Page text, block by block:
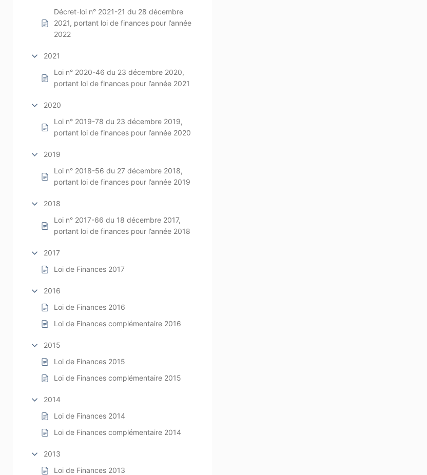
Décret-loi n° 2021-21 du 28 décembre
2021, portant loi de finances pour l’année
2022
2021
Loi n° 2020-46 du 23 décembre 2020,
portant loi de finances pour l’année 2021
2020
Loi n° 2019-78 du 23 décembre 2019,
portant loi de finances pour l’année 2020
2019
Loi n° 2018-56 du 27 décembre 2018,
portant loi de finances pour l’année 2019
2018
Loi n° 2017-66 du 18 décembre 2017,
portant loi de finances pour l’année 2018
2017
Loi de Finances 2017
2016
Loi de Finances 2016
Loi de Finances complémentaire 2016
2015
Loi de Finances 2015
Loi de Finances complémentaire 2015
2014
Loi de Finances 2014
Loi de Finances complémentaire 2014
2013
Loi de Finances 2013